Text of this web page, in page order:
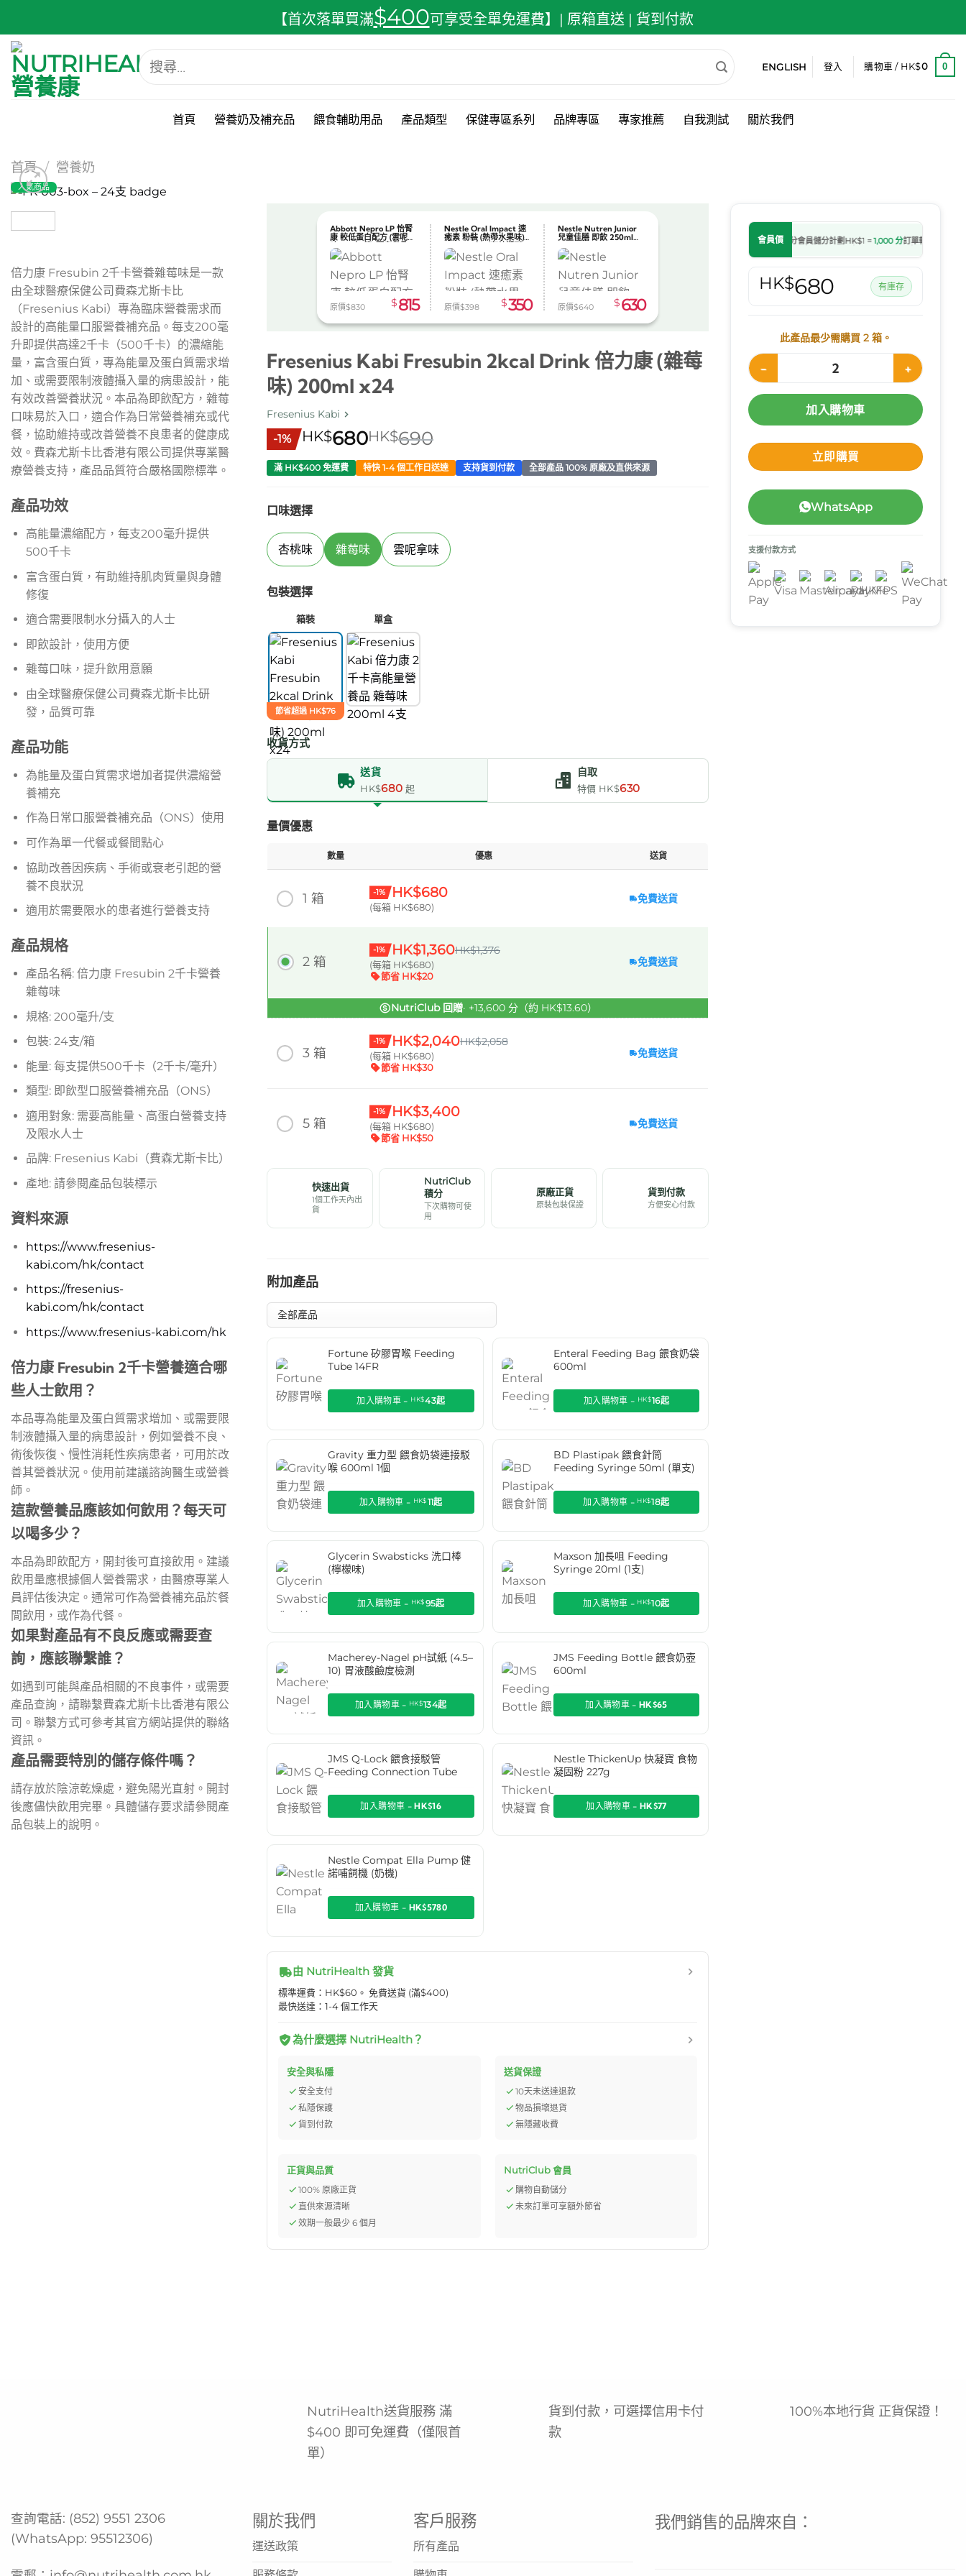
【首次落單買滿$400可享受全單免運費】| 原箱直送 | 貨到付款
搜
尋
ENGLISH 登入 購物車 / HK$0 0
首頁 營養奶及補充品 餵食輔助用品 產品類型 保健專區系列 品牌專區 專家推薦 自我測試 關於我們
首頁 / 營養奶
人氣商品
倍力康 Fresubin 2千卡營養雜莓味是一款
由全球醫療保健公司費森尤斯卡比
（Fresenius Kabi）專為臨床營養需求而
設計的高能量口服營養補充品。每支200毫
升即提供高達2千卡（500千卡）的濃縮能
量，富含蛋白質，專為能量及蛋白質需求增
加、或需要限制液體攝入量的病患設計，能
有效改善營養狀況。本品為即飲配方，雜莓
口味易於入口，適合作為日常營養補充或代
餐，協助維持或改善營養不良患者的健康成
效。費森尤斯卡比香港有限公司提供專業醫
療營養支持，產品品質符合嚴格國際標準。
產品功效
高能量濃縮配方，每支200毫升提供
500千卡
富含蛋白質，有助維持肌肉質量與身體
修復
適合需要限制水分攝入的人士
即飲設計，使用方便
雜莓口味，提升飲用意願
由全球醫療保健公司費森尤斯卡比研
發，品質可靠
產品功能
為能量及蛋白質需求增加者提供濃縮營
養補充
作為日常口服營養補充品（ONS）使用
可作為單一代餐或餐間點心
協助改善因疾病、手術或衰老引起的營
養不良狀況
適用於需要限水的患者進行營養支持
產品規格
產品名稱: 倍力康 Fresubin 2千卡營養
雜莓味
規格: 200毫升/支
包裝: 24支/箱
能量: 每支提供500千卡（2千卡/毫升）
類型: 即飲型口服營養補充品（ONS）
適用對象: 需要高能量、高蛋白營養支持
及限水人士
品牌: Fresenius Kabi（費森尤斯卡比）
產地: 請參閱產品包裝標示
資料來源
https://www.fresenius-
kabi.com/hk/contact
https://fresenius-
kabi.com/hk/contact
https://www.fresenius-kabi.com/hk
倍力康 Fresubin 2千卡營養適合哪
些人士飲用？
本品專為能量及蛋白質需求增加、或需要限
制液體攝入量的病患設計，例如營養不良、
術後恢復、慢性消耗性疾病患者，可用於改
善其營養狀況。使用前建議諮詢醫生或營養
師。
這款營養品應該如何飲用？每天可
以喝多少？
本品為即飲配方，開封後可直接飲用。建議
飲用量應根據個人營養需求，由醫療專業人
員評估後決定。通常可作為營養補充品於餐
間飲用，或作為代餐。
如果對產品有不良反應或需要查
詢，應該聯繫誰？
如遇到可能與產品相關的不良事件，或需要
產品查詢，請聯繫費森尤斯卡比香港有限公
司。聯繫方式可參考其官方網站提供的聯絡
資訊。
產品需要特別的儲存條件嗎？
請存放於陰涼乾燥處，避免陽光直射。開封
後應儘快飲用完畢。具體儲存要求請參閱產
品包裝上的說明。
Abbott Nepro LP 怡腎
康 較低蛋白配方 (雲呢拿
味) 24支/箱-預定貨品
原價$830 $ 815
Nestle Oral Impact 速
癒素 粉裝 (熱帶水果味)
74g x10包（有效期到
2026.08.31）
原價$398 $350
Nestle Nutren Junior
兒童佳膳 即飲 250ml
x24
原價$640 $ 630
Fresenius Kabi Fresubin 2kcal Drink 倍力康 (雜莓
味) 200ml x24
Fresenius Kabi
-1% HK$680HK$690
滿 HK$400 免運費 特快 1-4 個工作日送達 支持貨到付款 全部產品 100% 原廠及直供來源
口味選擇
杏桃味 雜莓味 雲呢拿味
包裝選擇
箱裝
節省超過 HK$76
單盒
收貨方式
送貨
HK$680 起
自取
特價 HK$630
量價優惠
數量 優惠 送貨
1 箱 -1% HK$680
(每箱 HK$680)
免費送貨
2 箱
-1% HK$1,360HK$1,376
(每箱 HK$680)
節省 HK$20
免費送貨
NutriClub 回贈· +13,600 分（約 HK$13.60）
3 箱
-1% HK$2,040HK$2,058
(每箱 HK$680)
節省 HK$30
免費送貨
5 箱
-1% HK$3,400
(每箱 HK$680)
節省 HK$50
免費送貨
快速出貨
1個工作天內出
貨
NutriClub
積分
下次購物可使
用
原廠正貨
原裝包裝保證
貨到付款
方便安心付款
附加產品
Fortune 矽膠胃喉 Feeding
Tube 14FR
加入購物車 - HK$43起
Enteral Feeding Bag 餵食奶袋
600ml
加入購物車 - HK$16起
Gravity 重力型 餵食奶袋連接駁
喉 600ml 1個
加入購物車 - HK$11起
BD Plastipak 餵食針筒
Feeding Syringe 50ml (單支)
加入購物車 - HK$18起
Glycerin Swabsticks 洗口棒
(檸檬味)
加入購物車 - HK$95起
Maxson 加長咀 Feeding
Syringe 20ml (1支)
加入購物車 - HK$10起
Macherey-Nagel pH試紙 (4.5–
10) 胃液酸鹼度檢測
加入購物車 - HK$134起
JMS Feeding Bottle 餵食奶壺
600ml
加入購物車 -HK$65
JMS Q-Lock 餵食接駁管
Feeding Connection Tube
加入購物車 -HK$16
Nestle ThickenUp 快凝寶 食物
凝固粉 227g
加入購物車 -HK$77
Nestle Compat Ella Pump 健
諾哺飼機 (奶機)
加入購物車 - HK$5780
由 NutriHealth 發貨
標準運費：HK$60。 免費送貨 (滿$400)
最快送達：1-4 個工作天
為什麼選擇 NutriHealth？
安全與私隱
安全支付
私隱保護
貨到付款
送貨保證
10天未送達退款
物品損壞退貨
無隱藏收費
正貨與品質
100% 原廠正貨
直供來源清晰
效期一般最少 6 個月
NutriClub 會員
購物自動儲分
未來訂單可享額外節省
會員價 會員儲分計劃HK$1 = 1,000 分訂單轉為處理中後
HK$680 有庫存
此產品最少需購買 2 箱。
Fresenius Kabi Fresubin 2kcal Drink 倍力康
加入購物車
立即購買
WhatsApp
支援付款方式
NutriHealth送貨服務 滿
$400 即可免運費（僅限首
單）
貨到付款，可選擇信用卡付
款
100%本地行貨 正貨保證！
查詢電話: (852) 9551 2306
(WhatsApp: 95512306)
關於我們
運送政策
客戶服務
所有產品
我們銷售的品牌來自：